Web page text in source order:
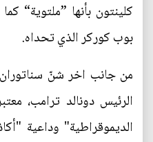
كلينتون بأنها ”ملتوية“
بوب كوركر الذي تحداه.
من جانب اخر شنّ
الرئيس دونالد ترامب،
الديموقراطية" وداعية